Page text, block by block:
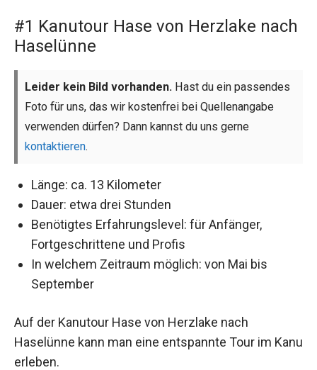
#1 Kanutour Hase von Herzlake nach
Haselünne
Leider kein Bild vorhanden. Hast du ein passendes
Foto für uns, das wir kostenfrei bei Quellenangabe
verwenden dürfen? Dann kannst du uns gerne
kontaktieren.
Länge: ca. 13 Kilometer
Dauer: etwa drei Stunden
Benötigtes Erfahrungslevel: für Anfänger,
Fortgeschrittene und Profis
In welchem Zeitraum möglich: von Mai bis
September
Auf der Kanutour Hase von Herzlake nach
Haselünne kann man eine entspannte Tour im Kanu
erleben.